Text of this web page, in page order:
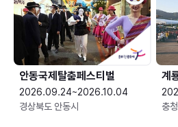
안동국제탈춤페스티벌
2026.09.24~2026.10.04
경상북도 안동시
충